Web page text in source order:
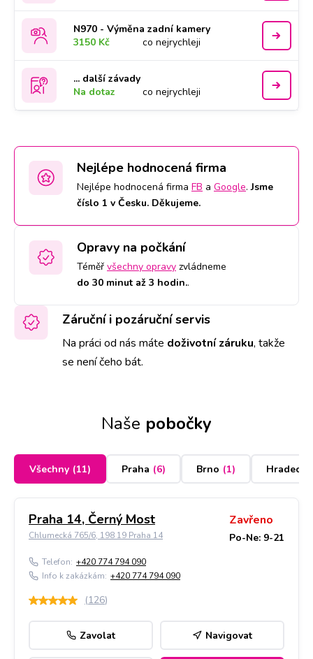
N970 - Výměna zadní kamery
3150 Kč
co nejrychleji
... další závady
Na dotaz
co nejrychleji
Nejlépe hodnocená firma
Nejlépe hodnocená firma FB a Google.Jsme
číslo 1 v Česku. Děkujeme.
Opravy na počkání
Téměř všechny opravy zvládneme
do 30 minut až 3 hodin..
Záruční i pozáruční servis
Na práci od nás máte doživotní záruku, takže
se není čeho bát.
Naše pobočky
Všechny (11) Praha (6) Brno (1) Hradec
Praha 14, Černý Most
Chlumecká 765/6, 198 19 Praha 14
Zavřeno
Po-Ne: 9-21
Telefon: +420 774 794 090
Info k zakázkám: +420 774 794 090
(126)
Zavolat Navigovat